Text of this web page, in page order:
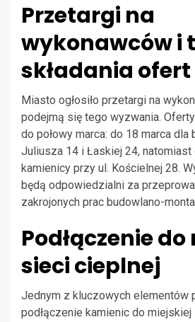
Przetargi na
wykonawców i
składania ofert
Miasto ogłosiło przetargi na
podejmą się tego wyzwania.
do połowy marca: do 18 marca dla
Juliusza 14 i Łaskiej 24, natomiast
kamienicy przy ul. Kościelnej 28.
będą odpowiedzialni za
zakrojonych prac budowlano-
Podłączenie
sieci cieplnej
Jednym z kluczowych elementów
podłączenie kamienic do